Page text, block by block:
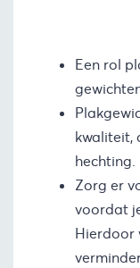
Een rol
kwaliteit,
hechting.
Zorg er
voordat
Hierdoor